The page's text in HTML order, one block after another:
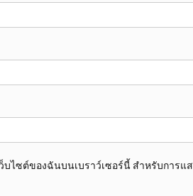
บไซต์ของฉันบนเบราว์เซอร์นี้ สำหรับการแ